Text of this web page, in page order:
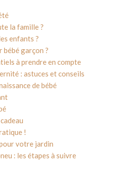
la famille ?
enfants ?
bébé garçon ?
à prendre en compte
: astuces et conseils
de bébé
!
votre jardin
: les étapes à suivre